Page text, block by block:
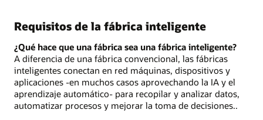
Requisitos de la fábrica inteligente
¿Qué hace que una fábrica sea una fábrica inteligente?
A diferencia de una fábrica convencional, las fábricas
inteligentes conectan en red máquinas, dispositivos y
aplicaciones -en muchos casos aprovechando la IA y el
aprendizaje automático- para recopilar y analizar datos,
automatizar procesos y mejorar la toma de decisiones..